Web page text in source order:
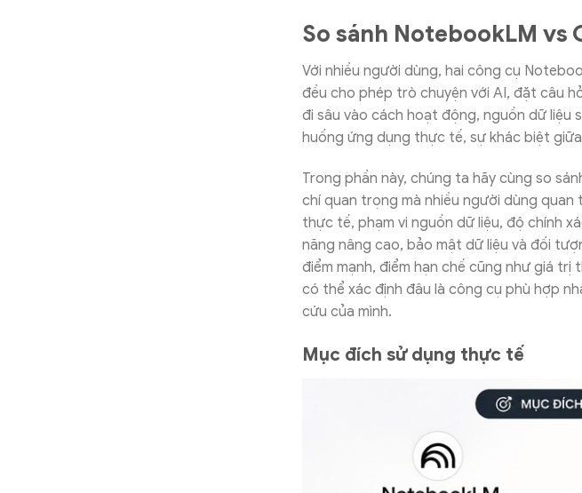
So sánh NotebookLM
Với nhiều người dùng, hai công cụ
đều cho phép trò chuyện với AI, đặt câu
đi sâu vào cách hoạt động, nguồn dữ liệu
huống ứng dụng thực tế, sự khác biệt
Trong phần này, chúng ta hãy cùng so
chí quan trọng mà nhiều người dùng
thực tế, phạm vi nguồn dữ liệu, độ chính
năng nâng cao, bảo mật dữ liệu và đối
điểm mạnh, điểm hạn chế cũng như giá
có thể xác định đâu là công cụ phù hợp
cứu của mình.
Mục đích sử dụng thực tế